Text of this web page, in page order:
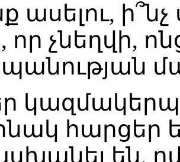
ասելու,
որ չնեղվի,
հարցեր
են,